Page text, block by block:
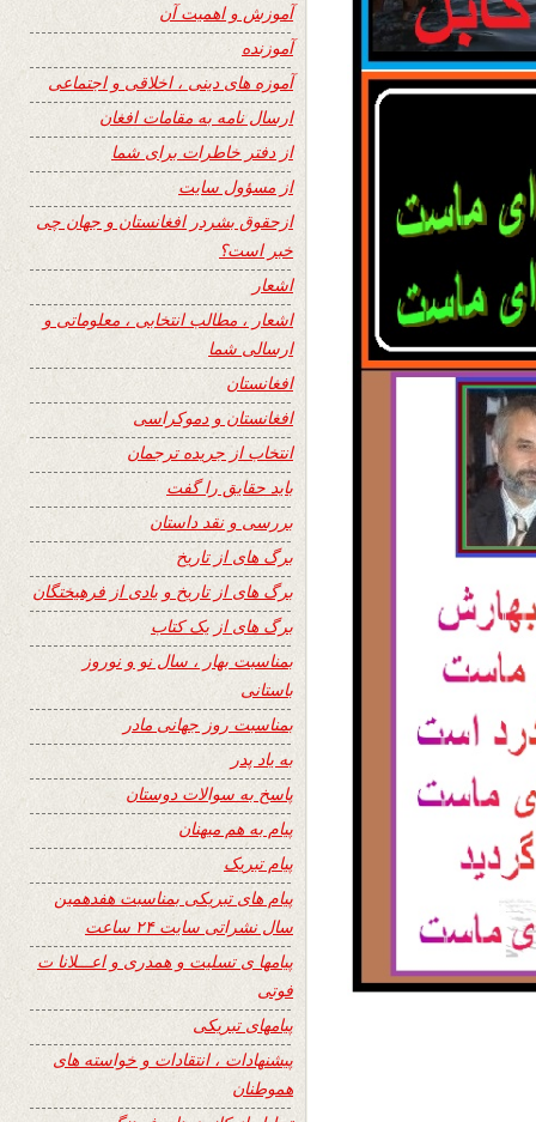
آموزش و اهمیت آن
آموزنده
آموزه های دینی ، اخلاقی و اجتماعی
ارسال نامه به مقامات افغان
از دفتر خاطرات برای شما
از مسؤول سایت
ازحقوق بشردر افغانستان و جهان چی
خبر است؟
اشعار
اشعار ، مطالب انتخابی ، معلوماتی و
ارسالی شما
افغانستان
افغانستان و دموکراسی
انتخاب از جریده ترجمان
باید حقایق را گفت
بررسی و نقد داستان
برگ های از تاریخ
برگ های از تاریخ و یادی از فرهیختگان
برگ های از یک کتاب
بمناسبت بهار ، سال نو و نوروز
باستانی
بمناسبت روز جهانی مادر
به یاد پدر
پاسخ به سوالات دوستان
پیام به هم میهنان
پیام تبریک
پیام های تبریکی بمناسبت هفدهمین
سال نشراتی سایت ۲۴ ساعت
پیامها ی تسلیت و همدری و اعـــلانا ت
فوتی
پیامهای تبریکی
پیشنهادات ، انتقادات و خواسته های
هموطنان